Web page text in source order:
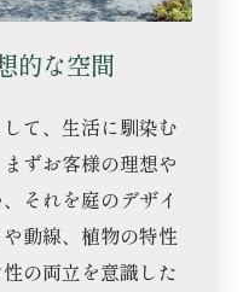
的な空間
て、生活に馴染む
ずお客様の理想や
それを庭のデザイ
動線、植物の特性
の両立を意識した